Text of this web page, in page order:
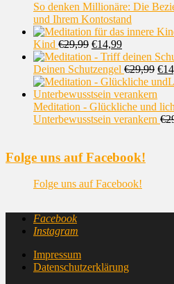
So denken Millionäre: Die
und Ihrem Kontostand
Kind €29,99 €14,99
Deinen Schutzengel €29,99 €
Meditation - Glückliche und
Unterbewusstsein verankern €
Folge uns auf Facebook!
Folge uns auf Facebook!
Facebook
Instagram
Impressum
Datenschutzerklärung